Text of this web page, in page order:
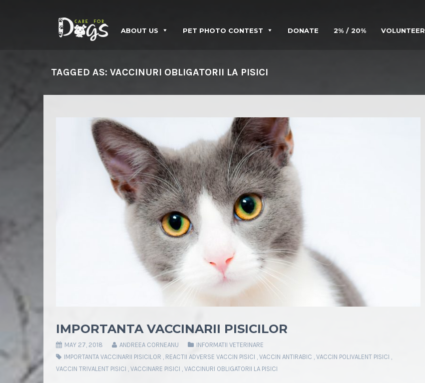
ABOUT US PET PHOTO CONTEST DONATE 2% 20% VOLUNTEER
TAGGED AS: VACCINURI OBLIGATORII LA PISICI
IMPORTANTA VACCINARII PISICILOR
MAY 27, 2018 ANDREEA CORNEANU
INFORMATII VETERINARE
IMPORTANTA VACCINARII PISICILOR , REACTII ADVERSE VACCIN PISICI , VACCIN ANTIRABIC , VACCIN POLIVALENT PISICI ,
VACCIN TRIVALENT PISICI , VACCINARE PISICI , VACCINURI OBLIGATORII LA PISICI